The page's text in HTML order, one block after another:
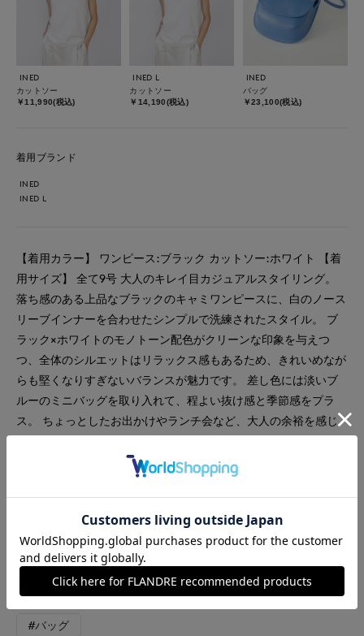
INED
カットソー
￥11,990(税込)
INED L
カットソー
￥14,190(税込)
INED
バッグ
￥23,100(税込)
着用ブランド
INED
INED L
【着用カラー】 ワンピース:ブラック カットソー:ホワイト 【着
用サイズ】 全て9号 大人のキレイ目カジュアルスタイリング。
落ち感のある上品なブラックのキャミワンピースに、白のノース
リーブインナーを合わせたシンプルで洗練されたスタイル。 ブ
ラック×ホワイトのモノトーン配色がクリーンな印象を与えつ
つ、全体のシルエットはリラックス感もあるため、きれいめなが
らも堅くなりすぎないバランスが魅力です。 差し色には淡いブ
ルーのミニバッグを取り入れて、程よい抜け感と季節感をプラ
ス。 ちょっとしたお出かけやランチ会など、大人の余裕を感じ
#イージーケア #コットン #カジュアル
#フェミニン #モード #骨格ストレート
#レイヤード #旅行 #おでかけ #接触冷感
#バッグ